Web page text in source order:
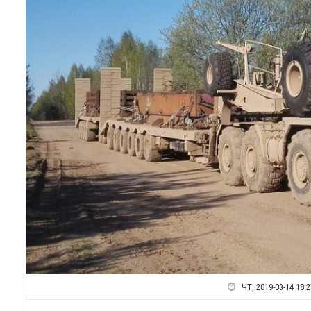
ЧТ, 2019-03-14